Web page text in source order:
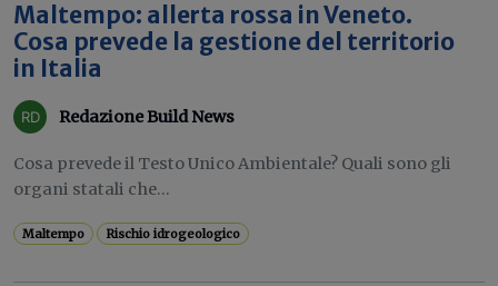
Maltempo: allerta rossa in Veneto.
Cosa prevede la gestione del territorio
in Italia
Redazione Build News
Cosa prevede il Testo Unico Ambientale? Quali sono gli
organi statali che...
Maltempo Rischio idrogeologico